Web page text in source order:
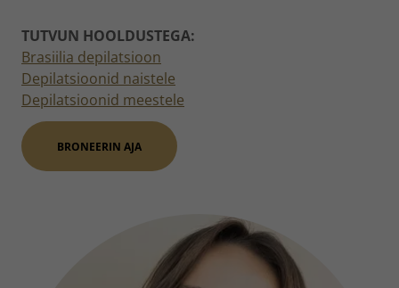
TUTVUN HOOLDUSTEGA:
Brasiilia depilatsioon
Depilatsioonid naistele
Depilatsioonid meestele
BRONEERIN AJA